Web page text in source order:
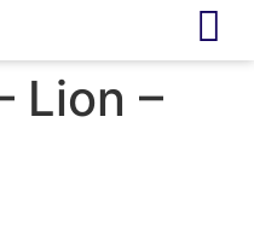
Lion –